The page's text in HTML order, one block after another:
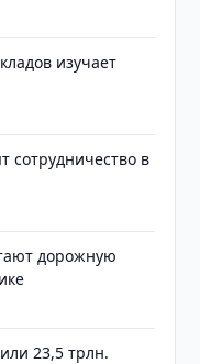
изучает
сотрудничество в
дорожную
23,5 трлн.